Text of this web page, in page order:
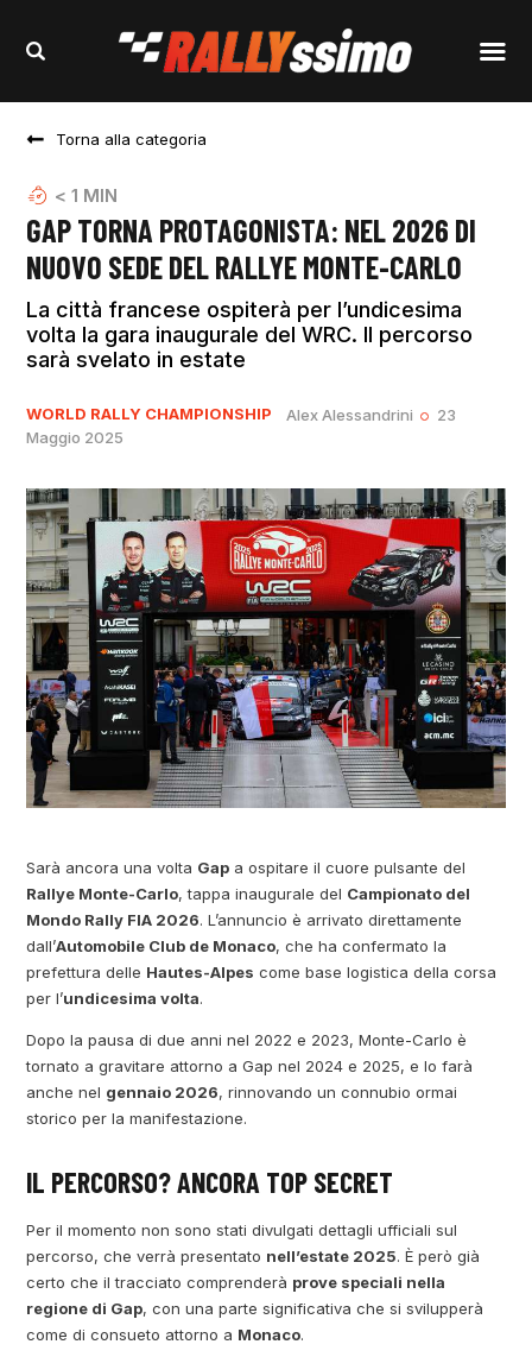
Torna alla categoria
< 1 MIN
GAP TORNA PROTAGONISTA: NEL 2026 DI
NUOVO SEDE DEL RALLYE MONTE-CARLO
La città francese ospiterà per l’undicesima
volta la gara inaugurale del WRC. Il percorso
sarà svelato in estate
WORLD RALLY CHAMPIONSHIP Alex Alessandrini
23
Maggio 2025
Sarà ancora una volta Gap a ospitare il cuore pulsante del
Rallye Monte-Carlo, tappa inaugurale del Campionato del
Mondo Rally FIA 2026. L’annuncio è arrivato direttamente
dall’Automobile Club de Monaco, che ha confermato la
prefettura delle Hautes-Alpes come base logistica della corsa
per l’undicesima volta.
Dopo la pausa di due anni nel 2022 e 2023, Monte-Carlo è
tornato a gravitare attorno a Gap nel 2024 e 2025, e lo farà
anche nel gennaio 2026, rinnovando un connubio ormai
storico per la manifestazione.
IL PERCORSO? ANCORA TOP SECRET
Per il momento non sono stati divulgati dettagli ufficiali sul
percorso, che verrà presentato nell’estate 2025. È però già
certo che il tracciato comprenderà prove speciali nella
regione di Gap, con una parte significativa che si svilupperà
come di consueto attorno a Monaco.